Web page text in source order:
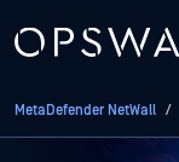
MetaDefender NetWall /